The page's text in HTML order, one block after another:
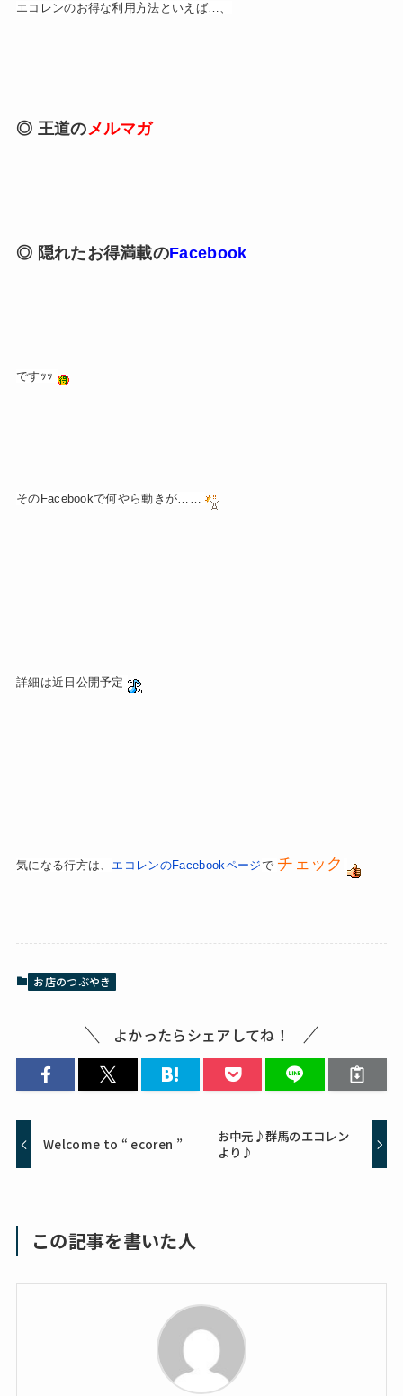
エコレンのお得な利用方法といえば…、
◎ 王道のメルマガ
◎ 隠れたお得満載のFacebook
ですｯｯ
そのFacebookで何やら動きが……
詳細は近日公開予定
気になる行方は、 エコレンのFacebookページで チェック
お店のつぶやき
よかったらシェアしてね！
Welcome to “ ecoren ”
お中元♪群馬のエコレン
より♪
この記事を書いた人